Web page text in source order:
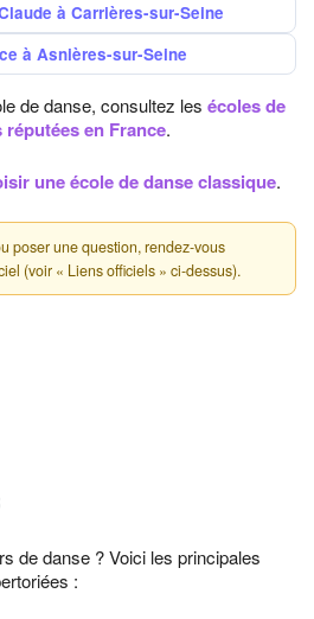
à Carrières-sur-Seine
à Asnières-sur-Seine
de danse, consultez les écoles de
en France.
une école de danse classique.
poser une question, rendez-vous
(voir « Liens officiels » ci-dessus).
de danse ? Voici les principales
: